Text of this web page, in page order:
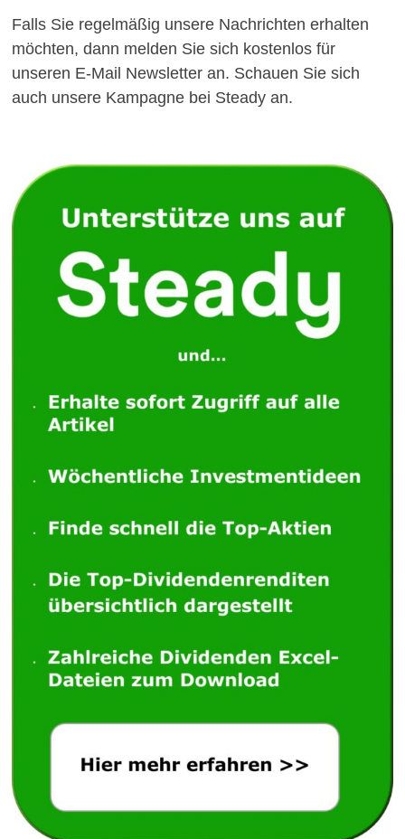
Falls Sie regelmäßig unsere Nachrichten erhalten
möchten, dann melden Sie sich kostenlos für
unseren E-Mail Newsletter an. Schauen Sie sich
auch unsere Kampagne bei Steady an.